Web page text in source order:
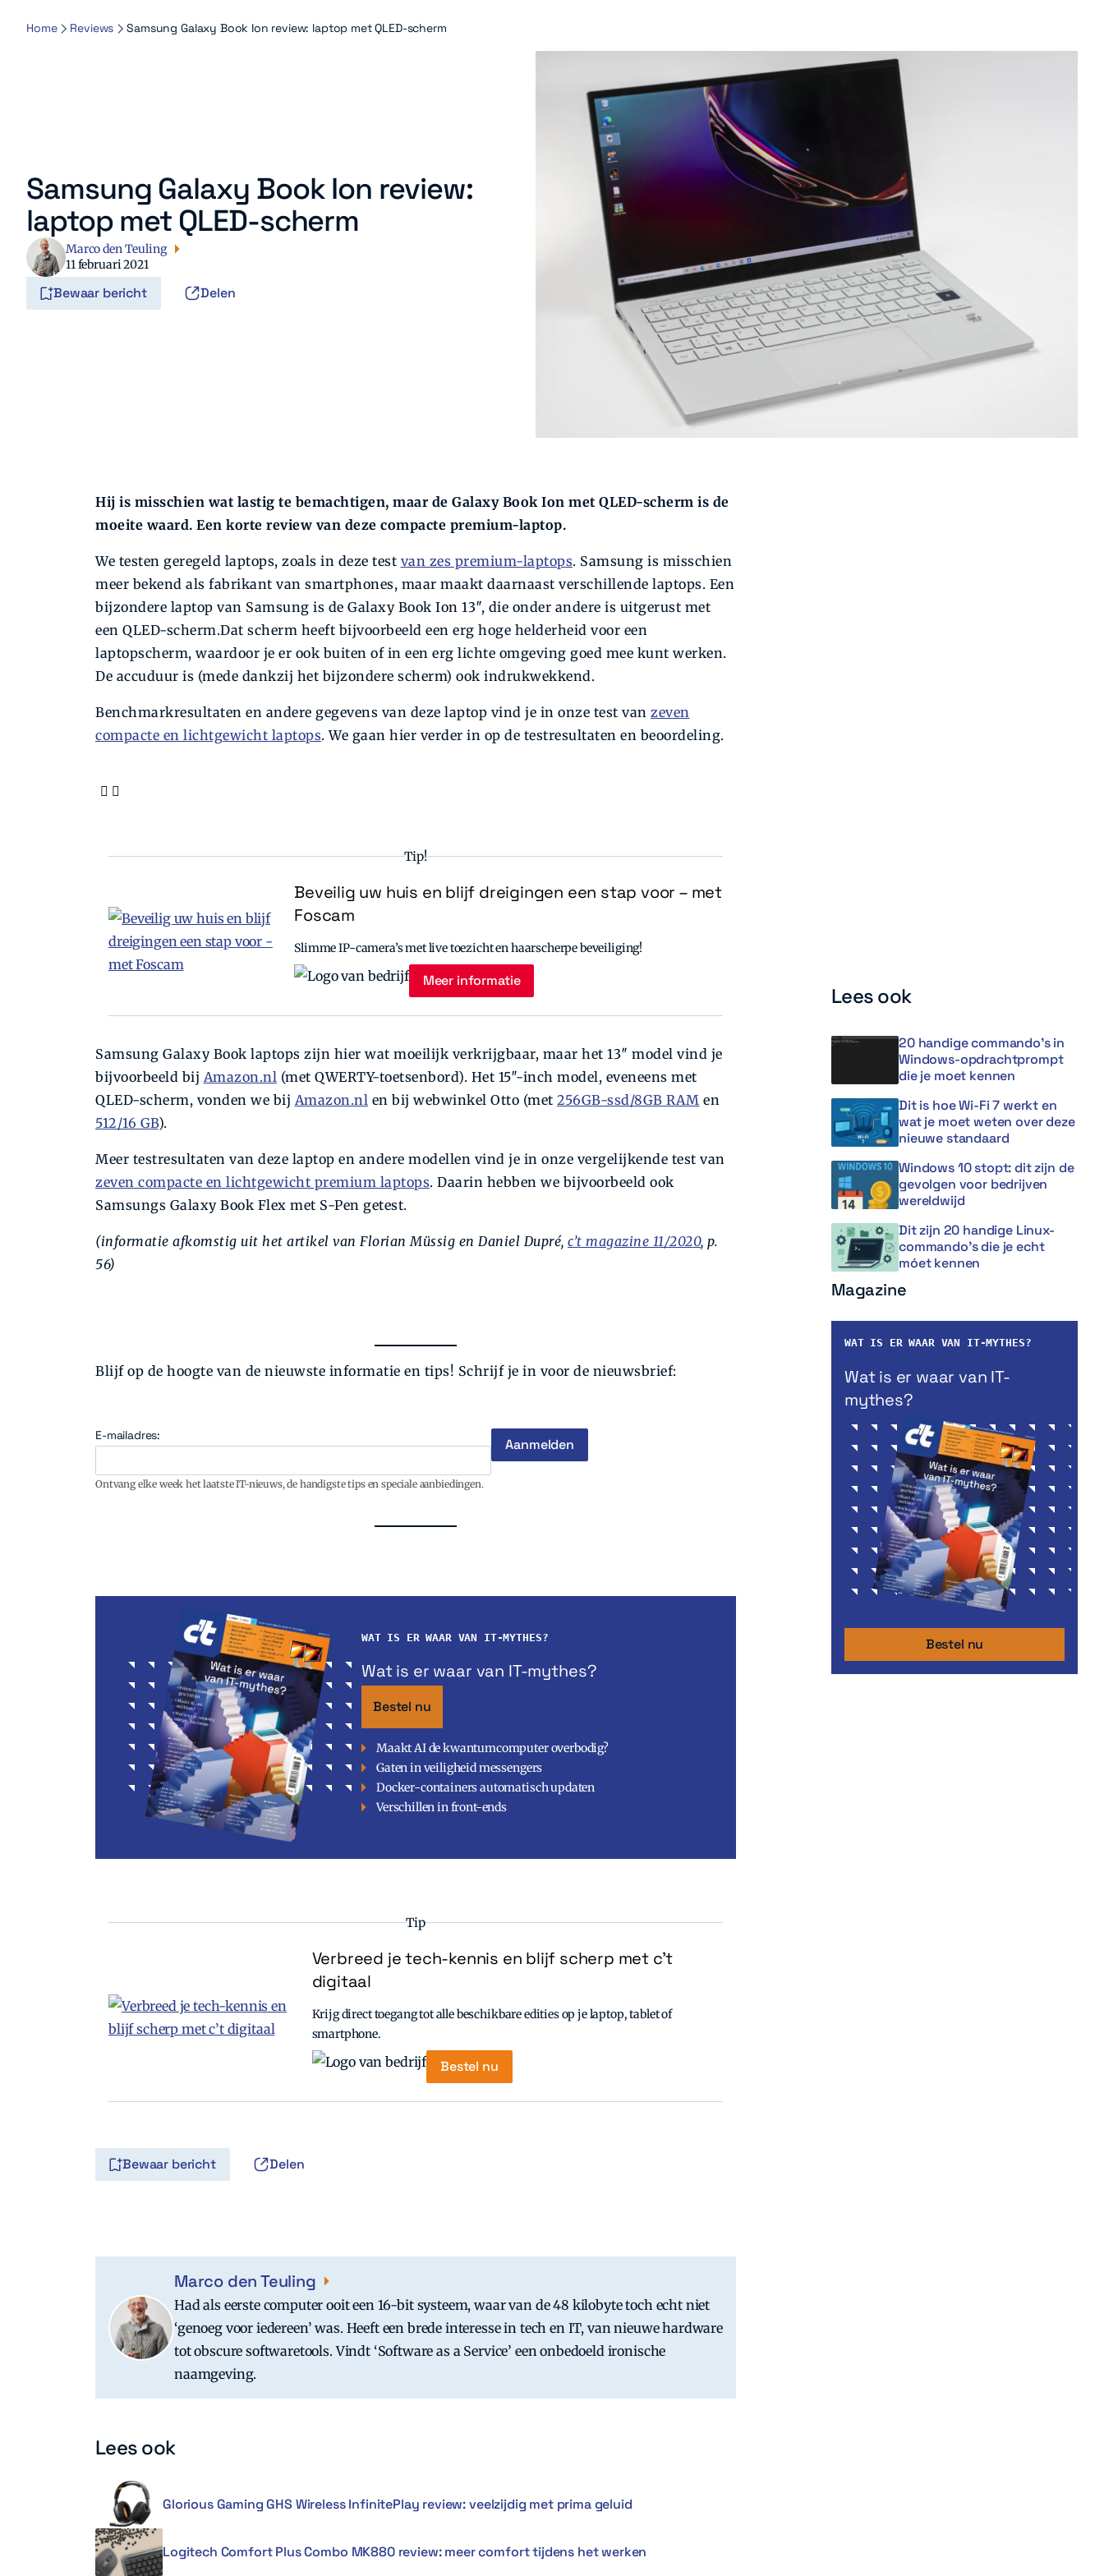
Home Reviews Samsung Galaxy Book Ion review: laptop met QLED-scherm
Samsung Galaxy Book Ion review:
laptop met QLED-scherm
Marco den Teuling
11 februari 2021
Bewaar bericht Delen
Hij is misschien wat lastig te bemachtigen, maar de Galaxy Book Ion met QLED-scherm is de
moeite waard. Een korte review van deze compacte premium-laptop.
We testen geregeld laptops, zoals in deze test van zes premium-laptops. Samsung is misschien
meer bekend als fabrikant van smartphones, maar maakt daarnaast verschillende laptops. Een
bijzondere laptop van Samsung is de Galaxy Book Ion 13″, die onder andere is uitgerust met
een QLED-scherm.Dat scherm heeft bijvoorbeeld een erg hoge helderheid voor een
laptopscherm, waardoor je er ook buiten of in een erg lichte omgeving goed mee kunt werken.
De accuduur is (mede dankzij het bijzondere scherm) ook indrukwekkend.
Benchmarkresultaten en andere gegevens van deze laptop vind je in onze test van zeven
compacte en lichtgewicht laptops. We gaan hier verder in op de testresultaten en beoordeling.
Tip!
Beveilig uw huis en blijf dreigingen een stap voor – met
Foscam
Slimme IP-camera’s met live toezicht en haarscherpe beveiliging!
Meer informatie
Samsung Galaxy Book laptops zijn hier wat moeilijk verkrijgbaar, maar het 13″ model vind je
bijvoorbeeld bij Amazon.nl (met QWERTY-toetsenbord). Het 15″-inch model, eveneens met
QLED-scherm, vonden we bij Amazon.nl en bij webwinkel Otto (met 256GB-ssd/8GB RAM en
512/16 GB).
Meer testresultaten van deze laptop en andere modellen vind je in onze vergelijkende test van
zeven compacte en lichtgewicht premium laptops. Daarin hebben we bijvoorbeeld ook
Samsungs Galaxy Book Flex met S-Pen getest.
(informatie afkomstig uit het artikel van Florian Müssig en Daniel Dupré, c’t magazine 11/2020, p.
56)
Blijf op de hoogte van de nieuwste informatie en tips! Schrijf je in voor de nieuwsbrief:
E-mailadres:
Ontvang elke week het laatste IT-nieuws, de handigste tips en speciale aanbiedingen.
WAT IS ER WAAR VAN IT-MYTHES?
Wat is er waar van IT-mythes?
Maakt AI de kwantumcomputer overbodig?
Gaten in veiligheid messengers
Docker-containers automatisch updaten
Verschillen in front-ends
Bestel nu
Tip
Verbreed je tech-kennis en blijf scherp met c’t
digitaal
Krijg direct toegang tot alle beschikbare edities op je laptop, tablet of
smartphone.
Bestel nu
Bewaar bericht Delen
Marco den Teuling
Had als eerste computer ooit een 16-bit systeem, waar van de 48 kilobyte toch echt niet
‘genoeg voor iedereen’ was. Heeft een brede interesse in tech en IT, van nieuwe hardware
tot obscure softwaretools. Vindt ‘Software as a Service’ een onbedoeld ironische
naamgeving.
Lees ook
Glorious Gaming GHS Wireless InfinitePlay review: veelzijdig met prima geluid
Logitech Comfort Plus Combo MK880 review: meer comfort tijdens het werken
Lees ook
20 handige commando’s in
Windows-opdrachtprompt
die je moet kennen
Dit is hoe Wi-Fi 7 werkt en
wat je moet weten over deze
nieuwe standaard
Windows 10 stopt: dit zijn de
gevolgen voor bedrijven
wereldwijd
Dit zijn 20 handige Linux-
commando’s die je echt
móet kennen
Magazine
WAT IS ER WAAR VAN IT-MYTHES?
Wat is er waar van IT-
mythes?
Bestel nu